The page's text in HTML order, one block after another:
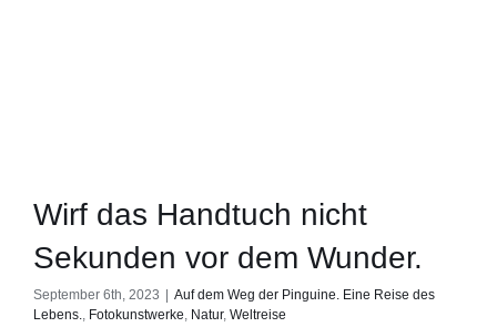
Wirf das Handtuch nicht
Sekunden vor dem Wunder.
September 6th, 2023
Auf dem Weg der Pinguine. Eine Reise des
Lebens., Fotokunstwerke, Natur, Weltreise